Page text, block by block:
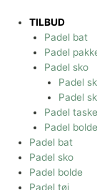
indholdet
TILBUD
Padel bat
Padel
Padel sko
Padel
Padel
Padel
Padel bolde
Padel bat
Padel sko
Padel bolde
Padel tøj